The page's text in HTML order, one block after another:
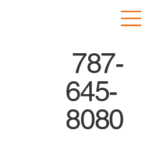
787-
645-
8080